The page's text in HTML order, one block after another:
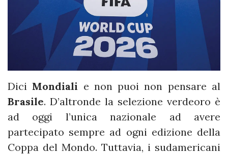
Dici Mondiali e non puoi non pensare al
Brasile. D’altronde la selezione verdeoro è
ad oggi l’unica nazionale ad avere
partecipato sempre ad ogni edizione della
Coppa del Mondo. Tuttavia, i sudamericani